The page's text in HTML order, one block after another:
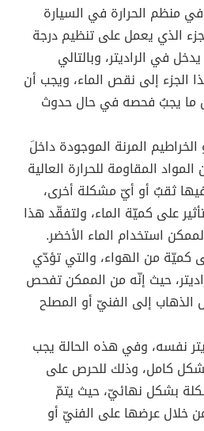
منظم الحرارة في السيارة
الذي يعمل على تنظيم درجة
في الراديتر، وبالتالي
إلى نقص الماء، ويجب أن
ما يجبُ فحصه في حال حدوث
المرنة الموجودة داخلَ
المقاومة للحرارة العالية
ثقبٌ أو أيّ مشكلة أخرى،
على كميّة الماء، ولتفقّد هذا
استخدام الماء الأخضر.
كميّة من الهواء، والتي تؤدّي
حيث إنّه من الممكن تفحص
إلى الفنيّ أو المصلح
نفسه، وفي هذه الحالة يجب
بشكل كامل، وذلك للحرص على
بشكل نهائيّ، حيث يتمّ
خلال عرضها على الفنيّ أو